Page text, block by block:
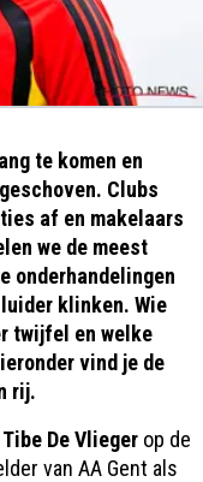
te komen en
Clubs
af en makelaars
we de meest
onderhandelingen
klinken. Wie
twijfel en welke
vind je de
rij.
Tibe De Vlieger op de
van AA Gent als